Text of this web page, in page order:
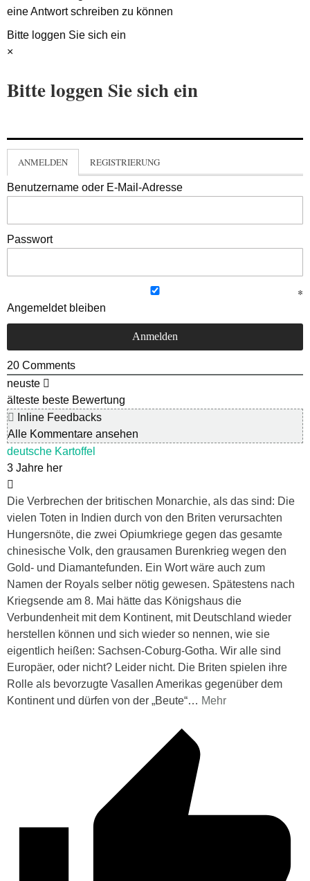
eine Antwort schreiben zu können
Bitte loggen Sie sich ein
×
Bitte loggen Sie sich ein
ANMELDEN REGISTRIERUNG
Benutzername oder E-Mail-Adresse
Passwort
Angemeldet bleiben
20 Comments
neuste
älteste beste Bewertung
Inline Feedbacks
Alle Kommentare ansehen
deutsche Kartoffel
3 Jahre her
Die Verbrechen der britischen Monarchie, als das sind: Die
vielen Toten in Indien durch von den Briten verursachten
Hungersnöte, die zwei Opiumkriege gegen das gesamte
chinesische Volk, den grausamen Burenkrieg wegen den
Gold- und Diamantefunden. Ein Wort wäre auch zum
Namen der Royals selber nötig gewesen. Spätestens nach
Kriegsende am 8. Mai hätte das Königshaus die
Verbundenheit mit dem Kontinent, mit Deutschland wieder
herstellen können und sich wieder so nennen, wie sie
eigentlich heißen: Sachsen-Coburg-Gotha. Wir alle sind
Europäer, oder nicht? Leider nicht. Die Briten spielen ihre
Rolle als bevorzugte Vasallen Amerikas gegenüber dem
Kontinent und dürfen von der „Beute“… Mehr